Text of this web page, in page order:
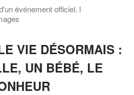
événement officiel. l
VIE DÉSORMAIS :
UN BÉBÉ, LE